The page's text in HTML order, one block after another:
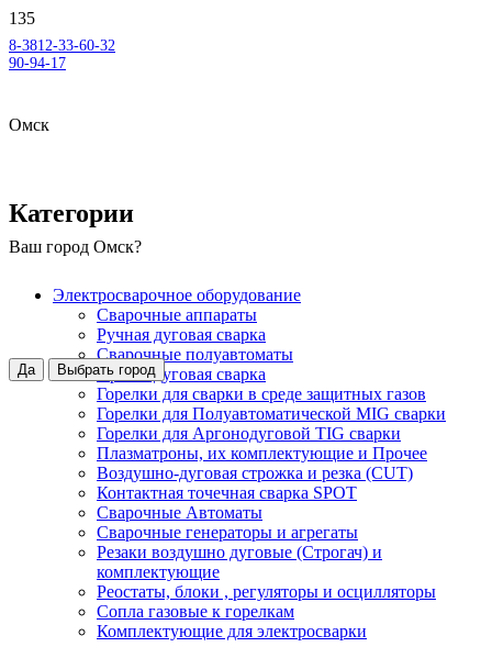
8-3812-33-60-32
90-94-17
Омск
Ваш город Омск?
Да Выбрать город
Категории
Электросварочное оборудование
Сварочные аппараты
Ручная дуговая сварка
Сварочные полуавтоматы
Аргонодуговая сварка
Горелки для сварки в среде защитных газов
Горелки для Полуавтоматической MIG сварки
Горелки для Аргонодуговой TIG сварки
Плазматроны, их комплектующие и Прочее
Воздушно-дуговая строжка и резка (CUT)
Контактная точечная сварка SPOT
Сварочные Автоматы
Сварочные генераторы и агрегаты
Резаки воздушно дуговые (Строгач) и
комплектующие
Реостаты, блоки , регуляторы и осцилляторы
Сопла газовые к горелкам
Комплектующие для электросварки